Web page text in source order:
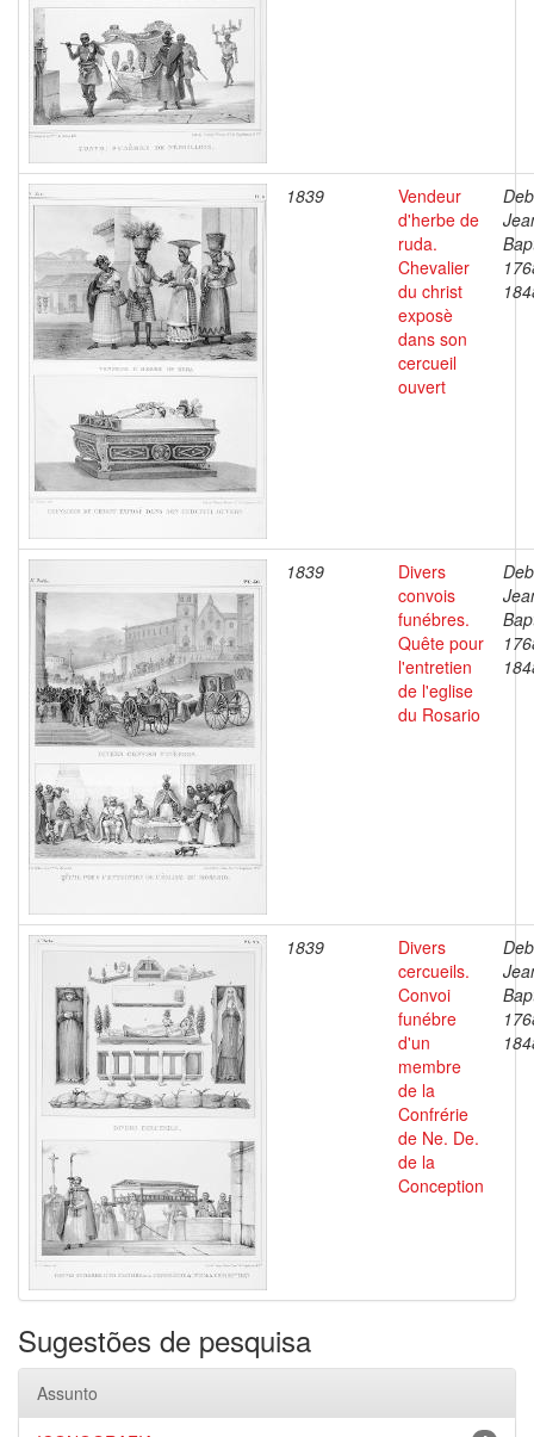
1839
Vendeur
d'herbe de
ruda.
Chevalier
du christ
exposè
dans son
cercueil
ouvert
1839
Divers
convois
funébres.
Quête pour
l'entretien
de l'eglise
du Rosario
1839
Divers
cercueils.
Convoi
funébre
d'un
membre
de la
Confrérie
de Ne. De.
de la
Conception
Sugestões de pesquisa
Assunto